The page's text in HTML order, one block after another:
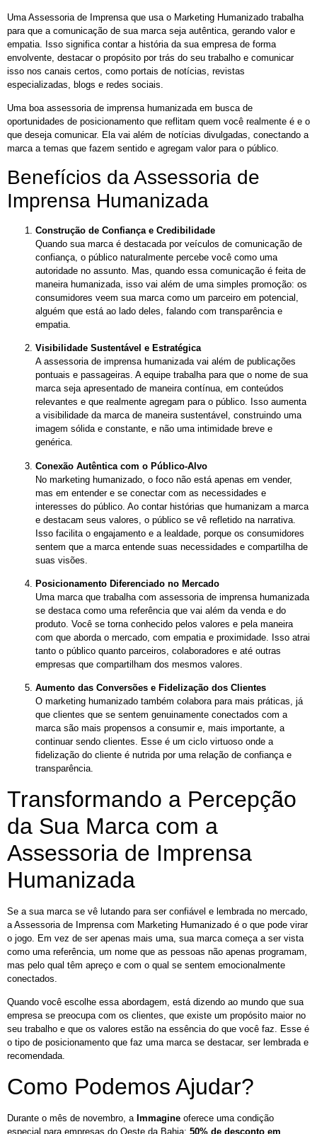
Uma Assessoria de Imprensa que usa o Marketing Humanizado trabalha
para que a comunicação de sua marca seja autêntica, gerando valor e
empatia. Isso significa contar a história da sua empresa de forma
envolvente, destacar o propósito por trás do seu trabalho e comunicar
isso nos canais certos, como portais de notícias, revistas
especializadas, blogs e redes sociais.
Uma boa assessoria de imprensa humanizada em busca de
oportunidades de posicionamento que reflitam quem você realmente é e o
que deseja comunicar. Ela vai além de notícias divulgadas, conectando a
marca a temas que fazem sentido e agregam valor para o público.
Benefícios da Assessoria de
Imprensa Humanizada
Construção de Confiança e Credibilidade
Quando sua marca é destacada por veículos de comunicação de
confiança, o público naturalmente percebe você como uma
autoridade no assunto. Mas, quando essa comunicação é feita de
maneira humanizada, isso vai além de uma simples promoção: os
consumidores veem sua marca como um parceiro em potencial,
alguém que está ao lado deles, falando com transparência e
empatia.
Visibilidade Sustentável e Estratégica
A assessoria de imprensa humanizada vai além de publicações
pontuais e passageiras. A equipe trabalha para que o nome de sua
marca seja apresentado de maneira contínua, em conteúdos
relevantes e que realmente agregam para o público. Isso aumenta
a visibilidade da marca de maneira sustentável, construindo uma
imagem sólida e constante, e não uma intimidade breve e
genérica.
Conexão Autêntica com o Público-Alvo
No marketing humanizado, o foco não está apenas em vender,
mas em entender e se conectar com as necessidades e
interesses do público. Ao contar histórias que humanizam a marca
e destacam seus valores, o público se vê refletido na narrativa.
Isso facilita o engajamento e a lealdade, porque os consumidores
sentem que a marca entende suas necessidades e compartilha de
suas visões.
Posicionamento Diferenciado no Mercado
Uma marca que trabalha com assessoria de imprensa humanizada
se destaca como uma referência que vai além da venda e do
produto. Você se torna conhecido pelos valores e pela maneira
com que aborda o mercado, com empatia e proximidade. Isso atrai
tanto o público quanto parceiros, colaboradores e até outras
empresas que compartilham dos mesmos valores.
Aumento das Conversões e Fidelização dos Clientes
O marketing humanizado também colabora para mais práticas, já
que clientes que se sentem genuinamente conectados com a
marca são mais propensos a consumir e, mais importante, a
continuar sendo clientes. Esse é um ciclo virtuoso onde a
fidelização do cliente é nutrida por uma relação de confiança e
transparência.
Transformando a Percepção
da Sua Marca com a
Assessoria de Imprensa
Humanizada
Se a sua marca se vê lutando para ser confiável e lembrada no mercado,
a Assessoria de Imprensa com Marketing Humanizado é o que pode virar
o jogo. Em vez de ser apenas mais uma, sua marca começa a ser vista
como uma referência, um nome que as pessoas não apenas programam,
mas pelo qual têm apreço e com o qual se sentem emocionalmente
conectados.
Quando você escolhe essa abordagem, está dizendo ao mundo que sua
empresa se preocupa com os clientes, que existe um propósito maior no
seu trabalho e que os valores estão na essência do que você faz. Esse é
o tipo de posicionamento que faz uma marca se destacar, ser lembrada e
recomendada.
Como Podemos Ajudar?
Durante o mês de novembro, a Immagine oferece uma condição
especial para empresas do Oeste da Bahia: 50% de desconto em